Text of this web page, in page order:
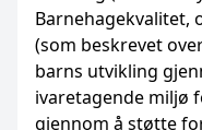
Barnehagekvalitet,
(som beskrevet
barns utvikling
ivaretagende miljø
gjennom å støtte